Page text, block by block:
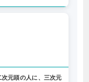
元頭の人に、三次元